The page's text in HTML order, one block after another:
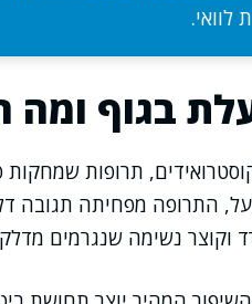
לוואי.
בגוף
תרופות שמחקות
התרופה מפחיתה תגובה
וקוצר נשימה שנגרמים